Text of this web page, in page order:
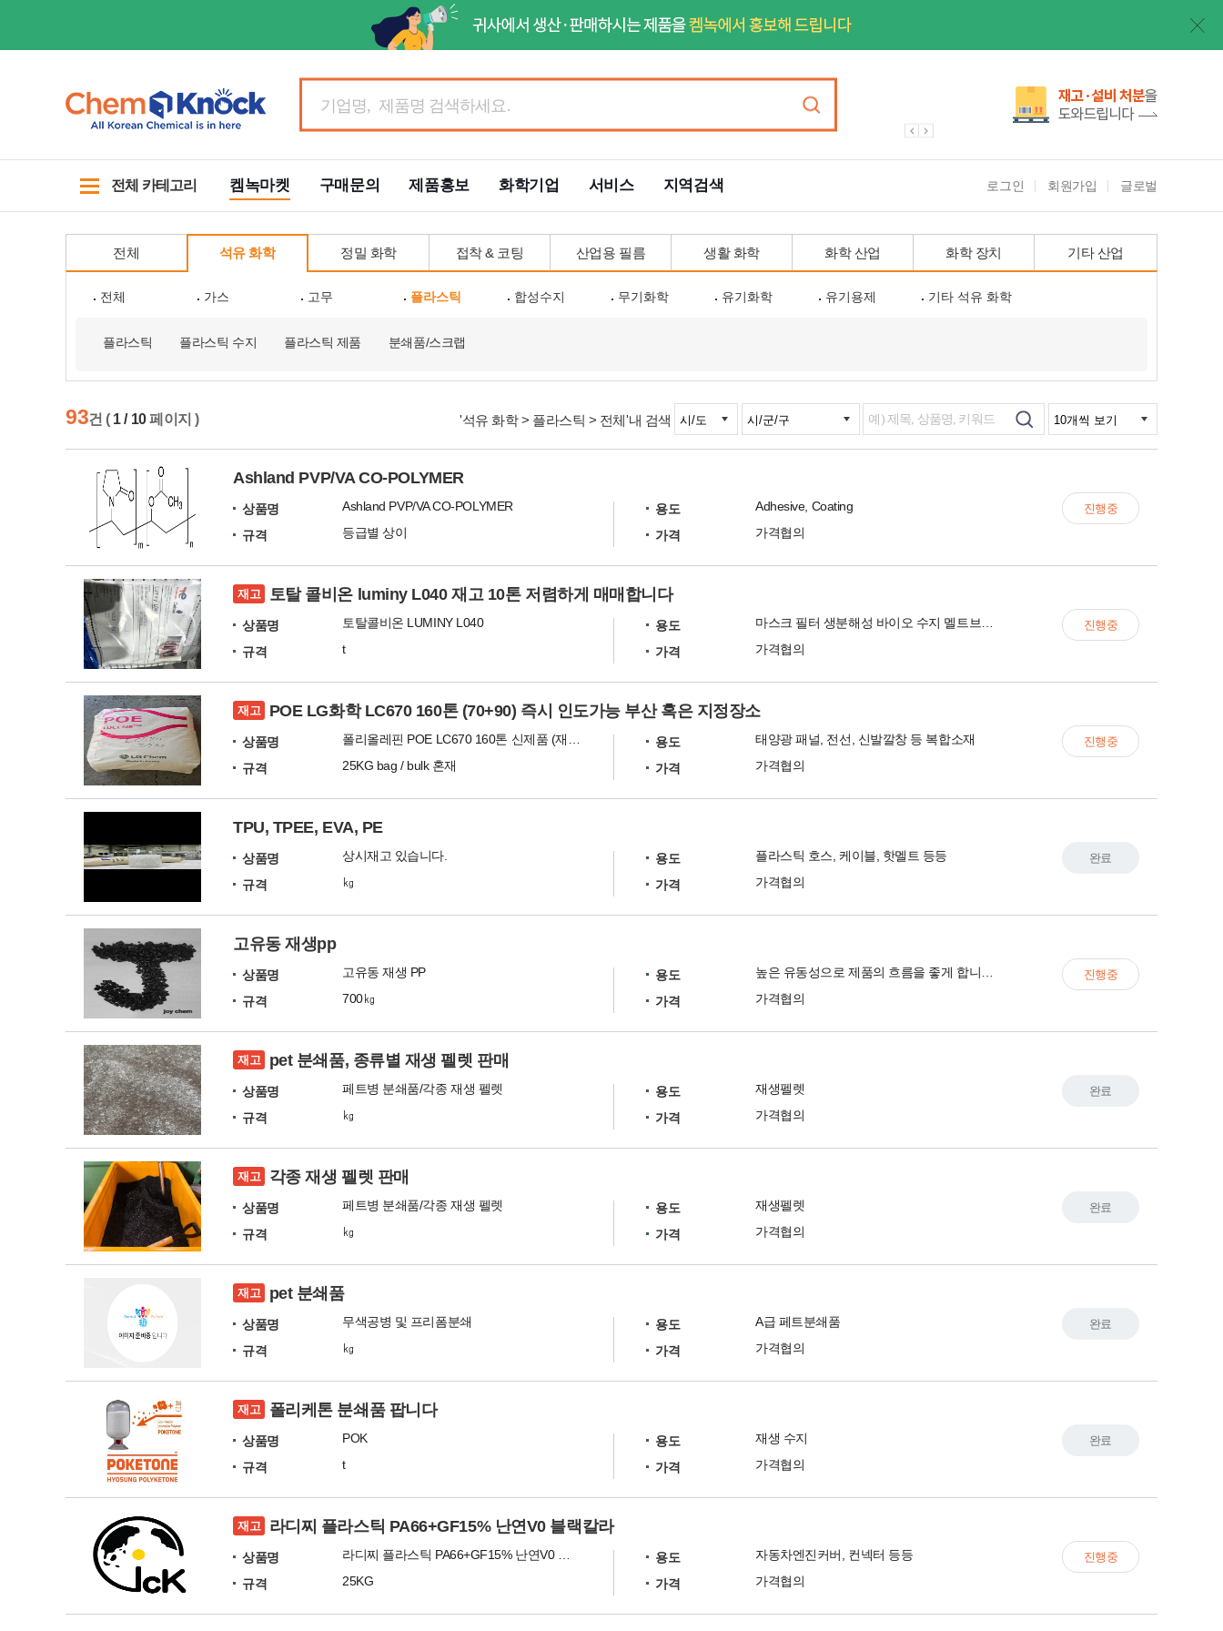
전체 카테고리 켐녹마켓 구매문의 제품홍보 화학기업 서비스 지역검색 로그인 회원가입 글로벌
전체 석유 화학 정밀 화학 접착 & 코팅 산업용 필름 생활 화학 화학 산업 화학 장치 기타 산업
전체 가스 고무 플라스틱 합성수지 무기화학 유기화학 유기용제 기타 석유 화학
플라스틱 플라스틱 수지 플라스틱 제품 분쇄품/스크랩
93건 ( 1 / 10페이지 ) '석유 화학 > 플라스틱 > 전체'내 검색
Ashland PVP/VA CO-POLYMER
상품명
Ashland PVP/VA CO-POLYMER
규격
등급별 상이
용도
Adhesive, Coating
가격
가격협의
진행중
재고 토탈 콜비온 luminy L040 재고 10톤 저렴하게 매매합니다
상품명
토탈콜비온 LUMINY L040
규격
t
용도
가격
가격협의
진행중
재고 POE LG화학 LC670 160톤 (70+90) 즉시 인도가능 부산 혹은 지정장소
상품명
규격
25KG bag / bulk 혼재
용도
태양광 패널, 전선, 신발깔창 등 복합소재
가격
가격협의
진행중
TPU, TPEE, EVA, PE
상품명
상시재고 있습니다.
규격
㎏
용도
플라스틱 호스, 케이블, 핫멜트 등등
가격
가격협의
완료
고유동 재생pp
상품명
고유동 재생 PP
규격
700㎏
용도
가격
가격협의
진행중
재고 pet 분쇄품, 종류별 재생 펠렛 판매
상품명
페트병 분쇄품/각종 재생 펠렛
규격
㎏
용도
재생펠렛
가격
가격협의
완료
재고 각종 재생 펠렛 판매
상품명
페트병 분쇄품/각종 재생 펠렛
규격
㎏
용도
재생펠렛
가격
가격협의
완료
재고 pet 분쇄품
상품명
무색공병 및 프리폼분쇄
규격
㎏
용도
A급 페트분쇄품
가격
가격협의
완료
재고 폴리케톤 분쇄품 팝니다
상품명
POK
규격
t
용도
재생 수지
가격
가격협의
완료
재고 라디찌 플라스틱 PA66+GF15% 난연V0 블랙칼라
상품명
규격
25KG
용도
자동차엔진커버, 컨넥터 등등
가격
가격협의
진행중